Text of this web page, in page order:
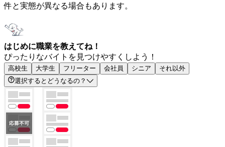
件と実態が異なる場合もあります。
はじめに職業を教えてね！
ぴったりなバイトを見つけやすくしよう！
高校生 大学生 フリーター 会社員 シニア
それ以外
選択するとどうなるの？